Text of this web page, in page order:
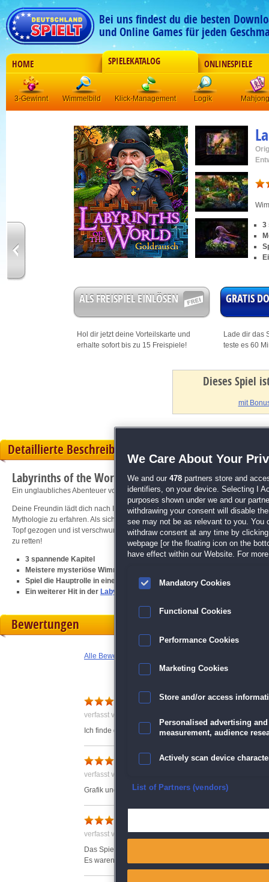
Bei uns findest du die besten
und Online Games für jeden
HOME SPIELEKATALOG ONLINESPIELE
3-Gewinnt Wimmelbild Klick-Management Logik Mahjong
3
ALS FREISPIEL EINLÖSEN
Hol dir jetzt deine Vorteilskarte und
erhalte sofort bis zu 15 Freispiele!
GRATIS
Lade dir das
teste es 60
Dieses Spiel
mit
Detaillierte Beschreibung
Labyrinths of the World: Goldrausch
Ein unglaubliches Abenteuer voller Feen, Kobolde und Gold!
Deine Freundin lädt dich nach Irland in ein neues Leprechaun-Museum ein,
Mythologie zu erfahren. Als sich deine Freundin an einem Topf voll Gold
Topf gezogen und ist verschwunden. Ohne zu zögern nimmst du die
zu retten!
3 spannende Kapitel
Meistere mysteriöse Wimmelbilder und Minispiele
Spiel die Hauptrolle in einer packenden Story
Ein weiterer Hit in der Labyrinths of the World
Bewertungen
Alle Bewertungen anzeigen
goldrausch
verfasst von Anonym am 12.11.2020 um 15:13
Ich finde dieses Spiel sehr gut.
verfasst von Anonym am 09.12.2020 um 18:09
Grafik und Spielfluss sehr gut... empfelenswert
verfasst von Anonym am 03.12.2020 um 23:15
Das Spiel war nicht schlecht, bin heute fertig geworden.
Es waren einige interessante Zwischenspiele dabei.
We Care About Your
We and our 478 partners store and
identifiers, on your device. Selecting I
purposes shown under we and our
withdrawing your consent will disable
see may not be as relevant to you. You
withdraw consent at any time by
webpage [or the floating icon on the
have effect within our Website. For
Mandatory Cookies
Functional Cookies
Performance Cookies
Marketing Cookies
Store and/or access
Personalised advertising
measurement, audience
Actively scan device
Ensure security, prevent
List of Partners (vendors)